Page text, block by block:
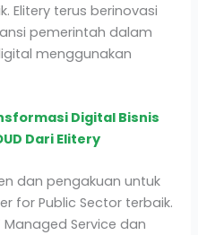
Elitery terus berinovasi
pemerintah dalam
menggunakan
Digital Bisnis
Dari Elitery
dan pengakuan untuk
for Public Sector terbaik.
Service dan